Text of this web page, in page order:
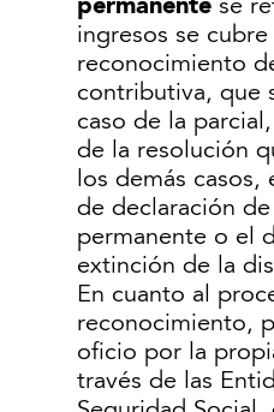
se
ingresos se
reconocimiento
contributiva, que
caso de la
de la resolución
los demás
de declaración
permanente o el
extinción de la
En cuanto al
reconocimiento,
oficio por la
través de las